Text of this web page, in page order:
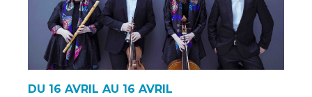
DU 16 AVRIL AU 16 AVRIL